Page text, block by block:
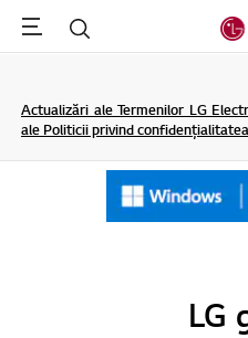
Menu Cautare
Actualizări ale Termenilor LG
ale Politicii privind
LG